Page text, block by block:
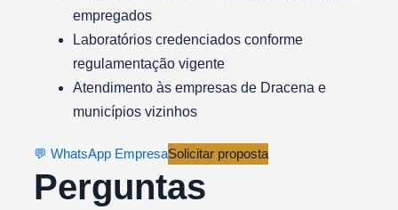
empregados
Laboratórios credenciados conforme
regulamentação vigente
Atendimento às empresas de Dracena e
municípios vizinhos
💬 WhatsApp EmpresaSolicitar proposta
Perguntas